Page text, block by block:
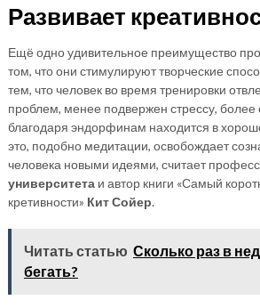
Развивает
Ещё одно удивительное преимущество
том, что они стимулируют творческие
тем, что человек во время тренировки
проблем, менее подвержен стрессу, более
благодаря эндорфинам находится в
это, подобно медитации, освобождает
человека новыми идеями, считает
университетаи автор книги «Самый
кретивности» Кит Сойер.
Читать статью Сколько раз в
бегать?